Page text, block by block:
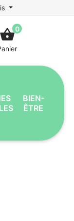
shopping_basket0
BIEN-
ÊTRE